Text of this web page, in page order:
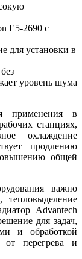
E5-2690 с
для установки в
уровень шума
применения в
станциях,
охлаждение
продлению
общей
важно
тепловыделение
Advantech
для задач,
и обработкой
от перегрева и